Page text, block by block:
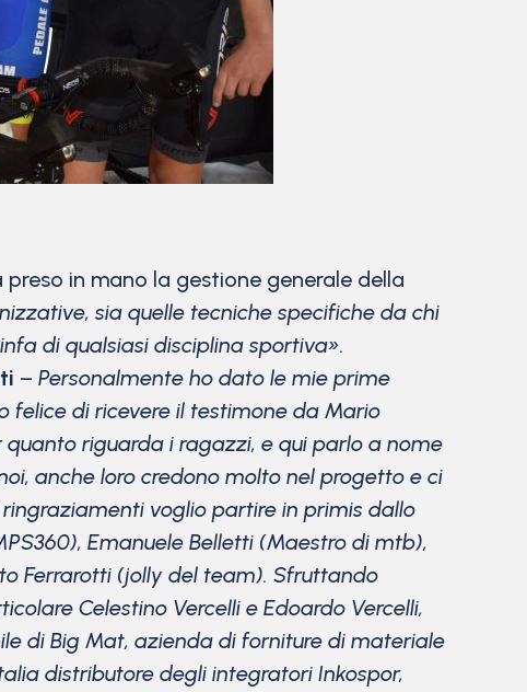
preso in mano la gestione generale della
sia quelle tecniche specifiche da chi
di qualsiasi disciplina sportiva».
– Personalmente ho dato le mie prime
felice di ricevere il testimone da Mario
quanto riguarda i ragazzi, e qui parlo a nome
anche loro credono molto nel progetto e ci
voglio partire in primis dallo
Emanuele Belletti (Maestro di mtb),
Ferrarotti (jolly del team). Sfruttando
Celestino Vercelli e Edoardo Vercelli,
di Big Mat, azienda di forniture di materiale
distributore degli integratori Inkospor,